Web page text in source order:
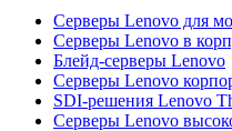
Серверы Lenovo для
Серверы Lenovo в
Блейд-серверы Lenovo
Cерверы Lenovo
SDI-решения Lenovo
Серверы Lenovo